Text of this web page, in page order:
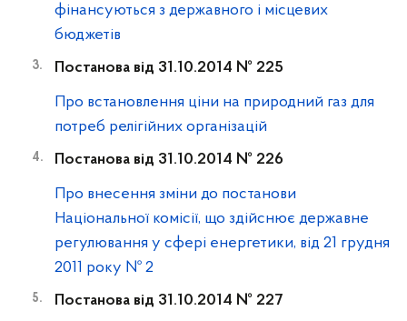
фінансуються з державного і місцевих
бюджетів
Постанова від 31.10.2014 № 225
Про встановлення ціни на природний газ для
потреб релігійних організацій
Постанова від 31.10.2014 № 226
Про внесення зміни до постанови
Національної комісії, що здійснює державне
регулювання у сфері енергетики, від 21 грудня
2011 року № 2
Постанова від 31.10.2014 № 227